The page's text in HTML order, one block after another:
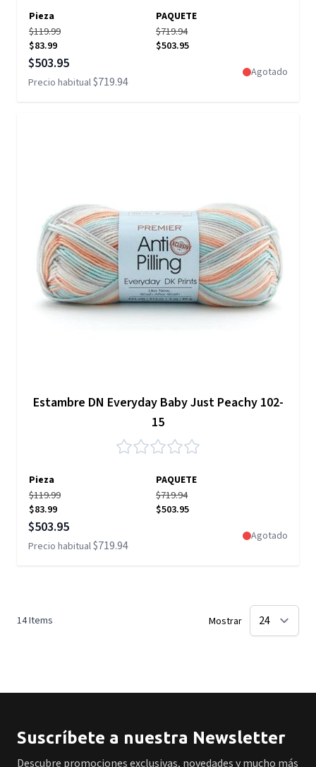
Pieza
PAQUETE
$119.99
$83.99
$719.94
$503.95
Precio especial
$503.95
Precio habitual$719.94
Agotado
Estambre DN Everyday Baby Just Peachy 102-
15
Pieza
PAQUETE
$119.99
$83.99
$719.94
$503.95
Precio especial
$503.95
Precio habitual$719.94
Agotado
14Items Mostrar
Suscríbete a nuestra Newsletter
Descubre promociones exclusivas, novedades y mucho más